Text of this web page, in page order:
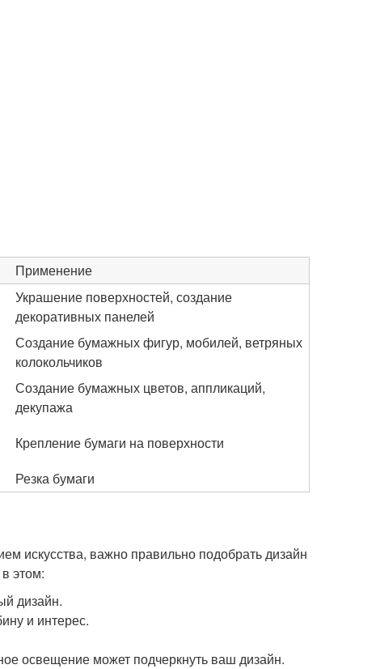
Применение
Украшение поверхностей, создание
декоративных панелей
Создание бумажных фигур, мобилей, ветряных
колокольчиков
Создание бумажных цветов, аппликаций,
декупажа
Крепление бумаги на поверхности
Резка бумаги
искусства, важно правильно подобрать дизайн
этом:
дизайн.
и интерес.
освещение может подчеркнуть ваш дизайн.